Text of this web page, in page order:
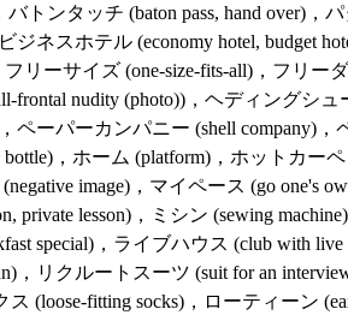
トンタッチ (baton pass, hand over)
ジネスホテル (economy hotel, budget
リーサイズ (one-size-fits-all)，フリ
nudity (photo))，ヘディングシュ
ーパーカンパニー (shell company)，
，ホーム (platform)，ホットカー
image)，マイペース (go one's
private lesson)，ミシン (sewing
special)，ライブハウス (club with
，リクルートスーツ (suit for an
(loose-fitting socks)，ローティーン